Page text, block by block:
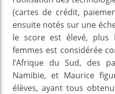
(cartes de crédit,
ensuite notés sur une
le score est élevé, plus
femmes est considérée
l’Afrique du Sud, des
Namibie, et Maurice
élèves, ayant tous